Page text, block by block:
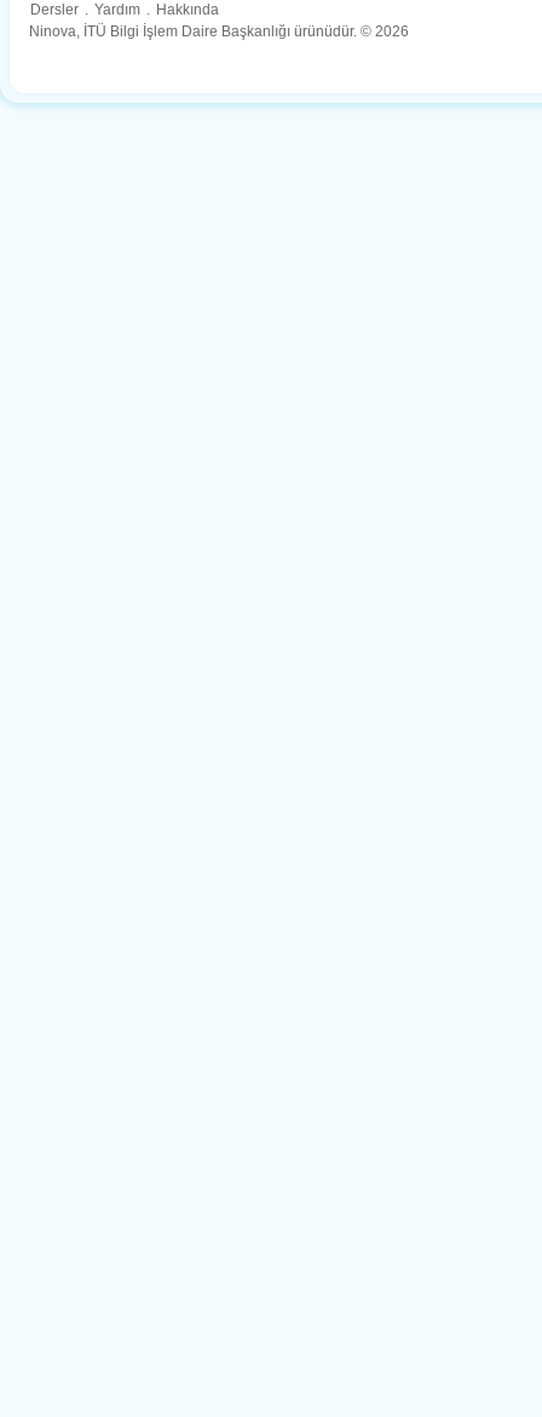
Dersler . Yardım . Hakkında
Ninova, İTÜ Bilgi İşlem Daire Başkanlığı ürünüdür. © 2026